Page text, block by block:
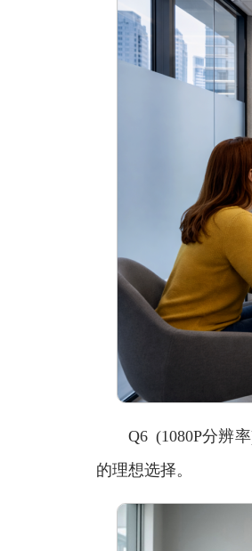
Q6 (1080P分辨率)
的理想选择。